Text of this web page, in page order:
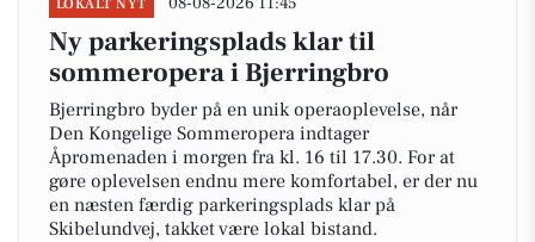
LOKALT NYT
Ny parkeringsplads klar til
sommeropera i Bjerringbro
Bjerringbro byder på en unik operaoplevelse, når
Den Kongelige Sommeropera indtager
Åpromenaden i morgen fra kl. 16 til 17.30. For at
gøre oplevelsen endnu mere komfortabel, er der nu
en næsten færdig parkeringsplads klar på
Skibelundvej, takket være lokal bistand.